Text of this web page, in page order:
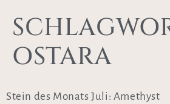
OSTARA
Stein des Monats Juli: Amethyst